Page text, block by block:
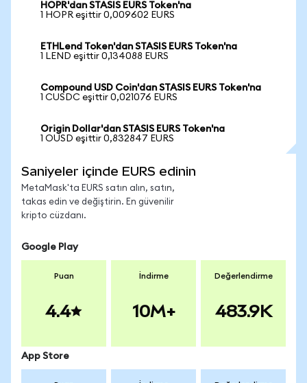
HOPR'dan STASIS EURS Token'na
1 HOPR eşittir 0,009602 EURS
ETHLend Token'dan STASIS EURS Token'na
1 LEND eşittir 0,134088 EURS
Compound USD Coin'dan STASIS EURS Token'na
1 CUSDC eşittir 0,021076 EURS
Origin Dollar'dan STASIS EURS Token'na
1 OUSD eşittir 0,832847 EURS
Saniyeler içinde EURS edinin
MetaMask'ta EURS satın alın, satın,
takas edin ve değiştirin. En güvenilir
kripto cüzdanı.
Google Play
Puan
4.4
İndirme
10M+
Değerlendirme
483.9K
App Store